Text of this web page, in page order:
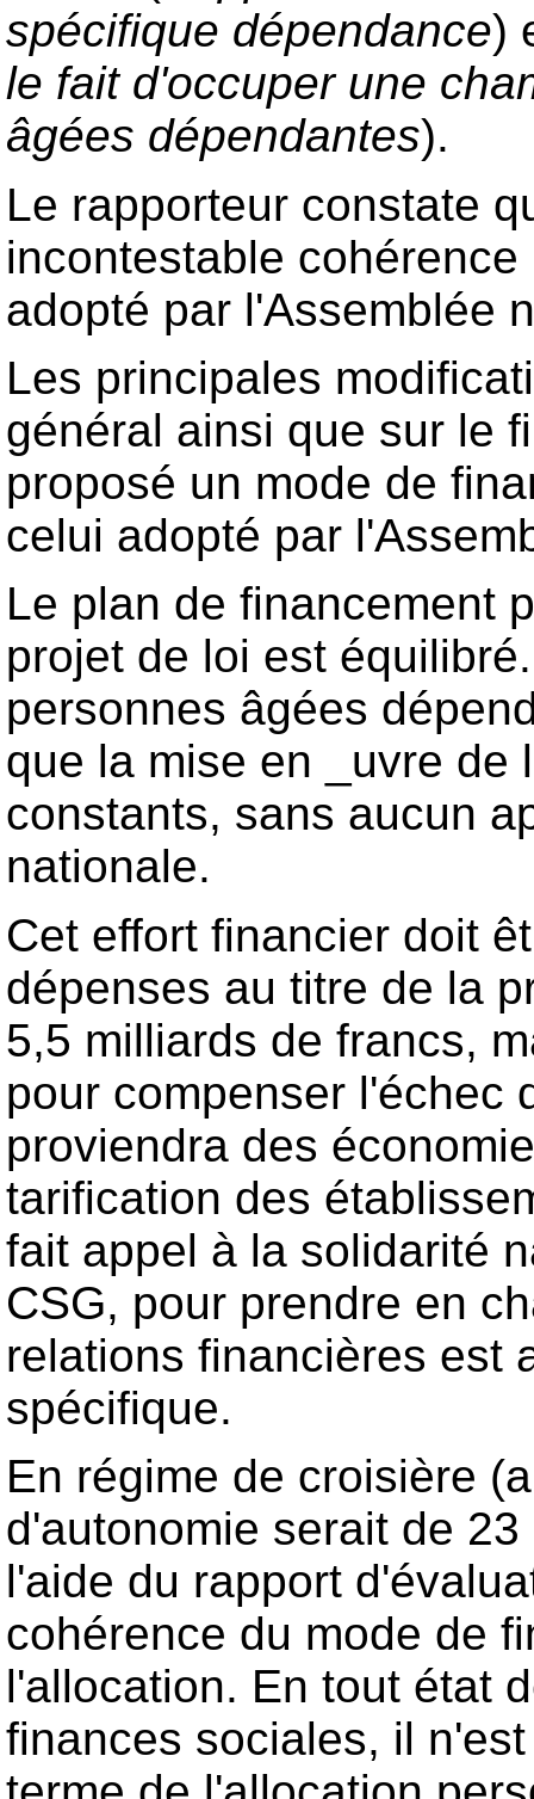
spécifique dépendance)
le fait d'occuper une
âgées dépendantes).
Le rapporteur constate
incontestable
adopté par l'Assemblée
Les principales
général ainsi que sur le
proposé un mode de
celui adopté par
Le plan de financement
projet de loi est
personnes âgées
que la mise en _uvre de
constants, sans aucun
nationale.
Cet effort financier doit
dépenses au titre de la
5,5 milliards de francs,
pour compenser l'échec
proviendra des
tarification des
fait appel à la solidarité
CSG, pour prendre en
relations financières est
spécifique.
En régime de croisière
d'autonomie serait de
l'aide du rapport
cohérence du mode de
l'allocation. En tout état
finances sociales, il